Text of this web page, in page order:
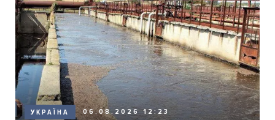
УКРАЇНА 06.08.2026 12:23